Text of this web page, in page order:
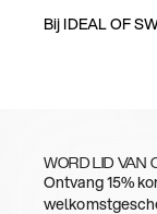
Bij IDEAL OF
WORD LID VAN
Ontvang 15%